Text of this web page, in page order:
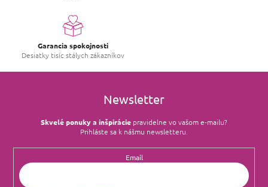
Garancia spokojnosti
Desiatky tisíc stálych zákazníkov
Newsletter
Skvelé ponuky a inšpirácie pravidelne vo vašom e‑mailu?
Prihláste sa k nášmu newsletteru.
Email